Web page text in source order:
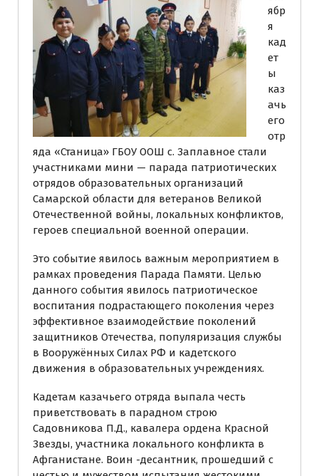
ябр
я
кад
ет
ы
каз
ачь
его
отр
яда «Станица» ГБОУ ООШ с. Заплавное стали
участниками мини — парада патриотических
отрядов образовательных организаций
Самарской области для ветеранов Великой
Отечественной войны, локальных конфликтов,
героев специальной военной операции.
Это событие явилось важным мероприятием в
рамках проведения Парада Памяти. Целью
данного события явилось патриотическое
воспитания подрастающего поколения через
эффективное взаимодействие поколений
защитников Отечества, популяризация службы
в Вооружённых Силах РФ и кадетского
движения в образовательных учреждениях.
Кадетам казачьего отряда выпала честь
приветствовать в парадном строю
Садовникова П.Д., кавалера ордена Красной
Звезды, участника локального конфликта в
Афганистане. Воин -десантник, прошедший с